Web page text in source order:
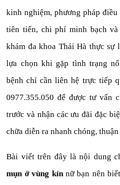
kinh nghiệm, phương pháp
tiên tiến, chi phí minh bạch
khám đa khoa Thái Hà thực
lựa chọn khi gặp tình trạng
bệnh chỉ cần liên hệ trực tiếp
0977.355.050 để được tư vấn
trước và nhận các ưu đãi đặc
chữa diễn ra nhanh chóng,
Bài viết trên đây là nội dung
mụn ở vùng kínnữ bạn nên